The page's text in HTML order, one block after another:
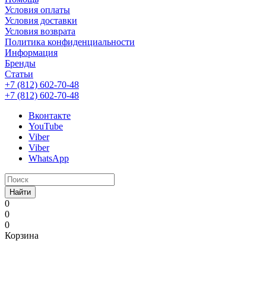
Условия оплаты
Условия доставки
Условия возврата
Политика конфиденциальности
Информация
Бренды
Статьи
+7 (812) 602-70-48
+7 (812) 602-70-48
Вконтакте
YouTube
Viber
Viber
WhatsApp
Найти
0
0
0
Корзина